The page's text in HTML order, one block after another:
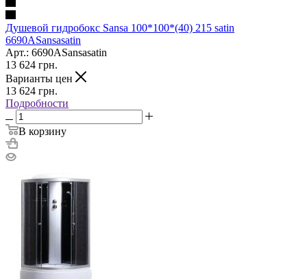
Душевой гидробокс Sansa 100*100*(40) 215 satin
6690ASansasatin
Арт.: 6690ASansasatin
13 624 грн.
Варианты цен
13 624 грн.
Подробности
В корзину